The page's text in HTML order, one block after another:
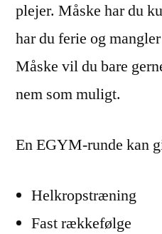
plejer. Måske har du
har du ferie og
Måske vil du bare
nem som muligt.
En EGYM-runde kan
Helkropstræning
Fast rækkefølge